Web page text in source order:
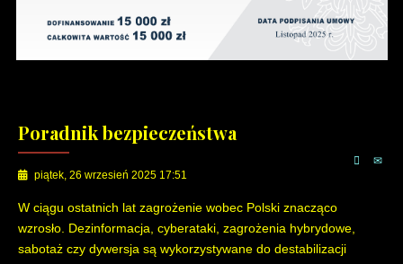
Poradnik bezpieczeństwa
piątek, 26 wrzesień 2025 17:51
W ciągu ostatnich lat zagrożenie wobec Polski znacząco
wzrosło. Dezinformacja, cyberataki, zagrożenia hybrydowe,
sabotaż czy dywersja są wykorzystywane do destabilizacji